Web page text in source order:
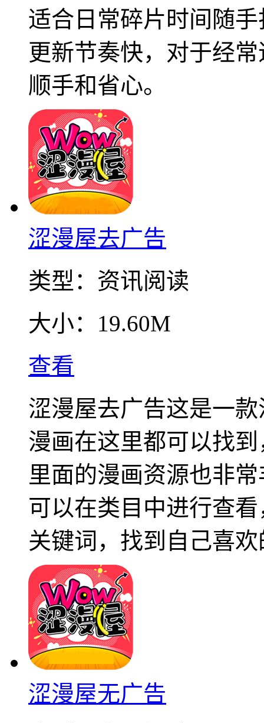
适合日常碎片时间随
更新节奏快，对于经
顺手和省心。
涩漫屋去广告
类型： 资讯阅读
大小： 19.60M
查看
涩漫屋去广告这是一
漫画在这里都可以找
里面的漫画资源也非
可以在类目中进行查
关键词，找到自己喜
涩漫屋无广告